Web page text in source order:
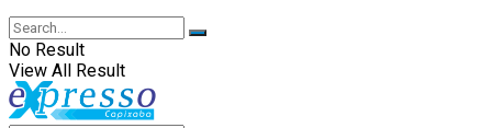
No Result
View All Result